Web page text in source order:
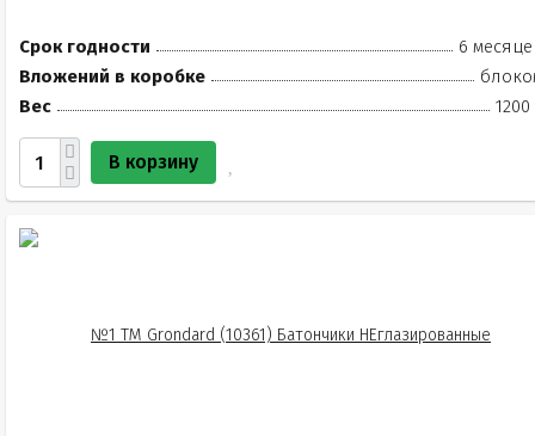
Срок годности
6
Вложений в коробке
Вес
1200
В корзину